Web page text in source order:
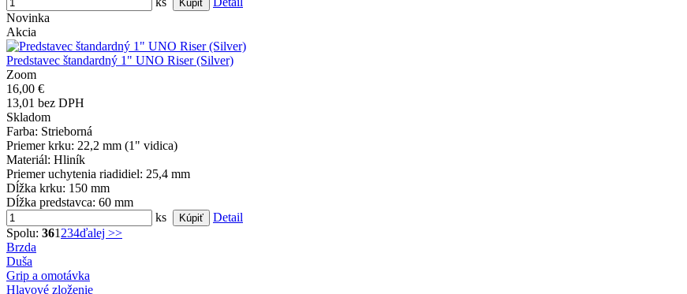
Novinka
Akcia
Predstavec štandardný 1" UNO Riser (Silver)
Zoom
16,00 €
13,01 bez DPH
Skladom
Farba: Strieborná
Priemer krku: 22,2 mm (1" vidica)
Materiál: Hliník
Priemer uchytenia riadidiel: 25,4 mm
Dĺžka krku: 150 mm
Dĺžka predstavca: 60 mm
ks
Detail
Spolu: 361 234ďalej >>
Brzda
Duša
Grip a omotávka
Hlavové zloženie